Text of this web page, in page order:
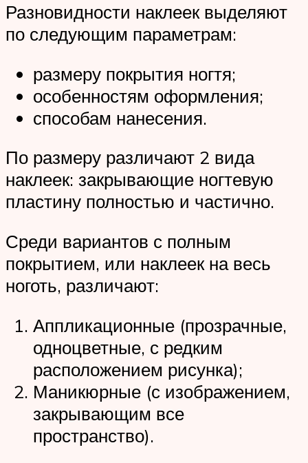
Разновидности наклеек выделяют
по следующим параметрам:
размеру покрытия ногтя;
особенностям оформления;
способам нанесения.
По размеру различают 2 вида
наклеек: закрывающие ногтевую
пластину полностью и частично.
Среди вариантов с полным
покрытием, или наклеек на весь
ноготь, различают:
Аппликационные (прозрачные,
одноцветные, с редким
расположением рисунка);
Маникюрные (с изображением,
закрывающим все
пространство).